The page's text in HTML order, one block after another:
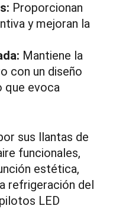
Proporcionan
y mejoran la
Mantiene la
con un diseño
que evoca
sus llantas de
funcionales,
estética,
refrigeración del
LED